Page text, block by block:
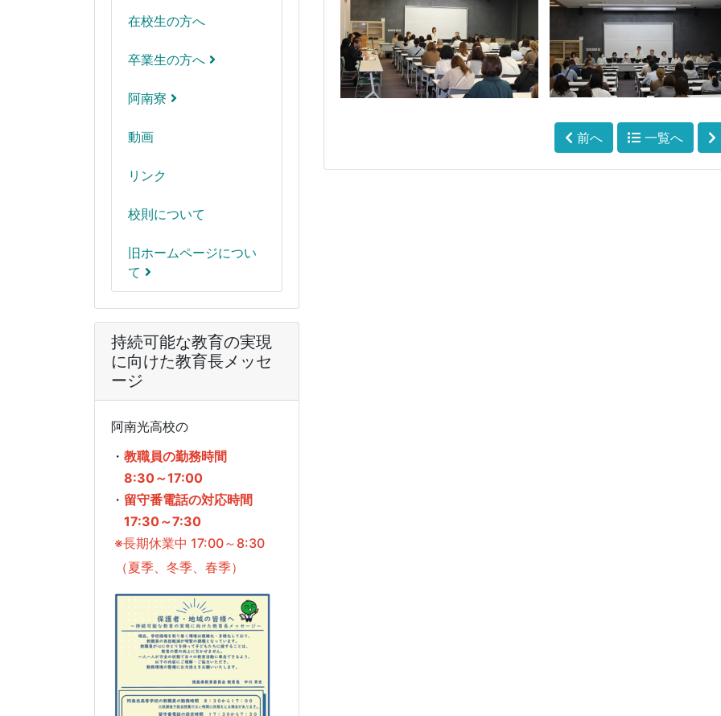
在校生の方へ
卒業生の方へ
阿南寮
動画
リンク
校則について
旧ホームページについ
て
持続可能な教育の実現
に向けた教育長メッセ
ージ
阿南光高校の
・ 教職員の勤務時間
8:30～17:00
・ 留守番電話の対応時間
17:30～7:30
※長期休業中 17:00～8:30
（夏季、冬季、春季）
前へ 一覧へ